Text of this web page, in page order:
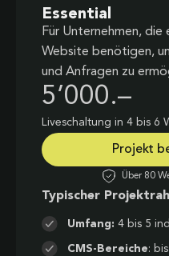
Essential
Für Unternehmen,
Website benötigen,
und Anfragen zu
5’000.–
Liveschaltung in 4 bis 6
Projekt
Über 80
Typischer
Umfang: 4 bis 5
CMS-Bereiche: